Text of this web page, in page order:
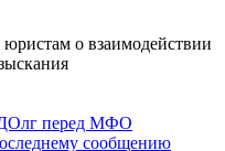
о взаимодействии
перед МФО
сообщению